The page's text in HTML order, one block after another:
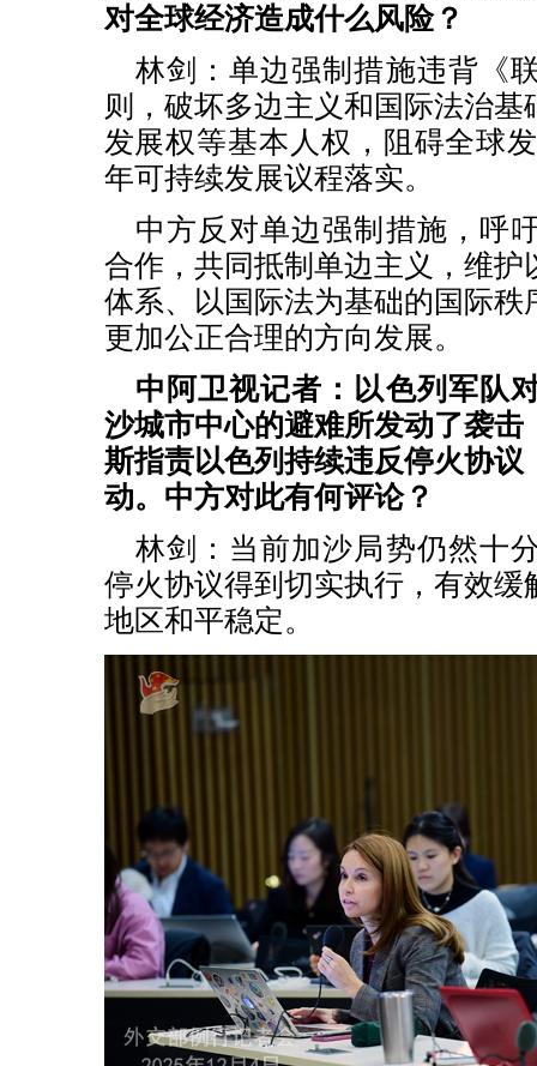
对全球经济造成什么风险？
林剑：单边强制措施违背《
则，破坏多边主义和国际法治
发展权等基本人权，阻碍全球
年可持续发展议程落实。
中方反对单边强制措施，呼
合作，共同抵制单边主义，维护
体系、以国际法为基础的国际秩
更加公正合理的方向发展。
中阿卫视记者：以色列军队
沙城市中心的避难所发动了袭击
斯指责以色列持续违反停火协议
动。中方对此有何评论？
林剑：当前加沙局势仍然十
停火协议得到切实执行，有效缓
地区和平稳定。